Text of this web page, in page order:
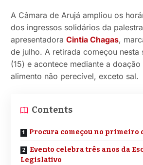
A Câmara de Arujá ampliou os
dos ingressos solidários da
apresentadoraCintia Chagas,
de julho. A retirada começou nesta
(15) e acontece mediante a
alimento não perecível, exceto sal.
Contents
Procura começou no primeiro
Evento celebra três anos da
Legislativo